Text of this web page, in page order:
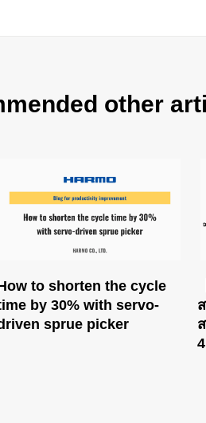
other
to shorten the cycle
by 30% with servo-
sprue picker